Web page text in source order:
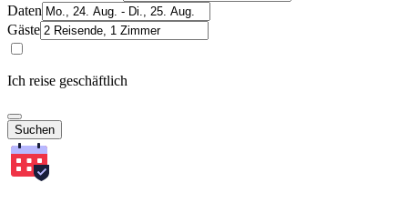
Daten
Gäste
Ich reise geschäftlich
Suchen